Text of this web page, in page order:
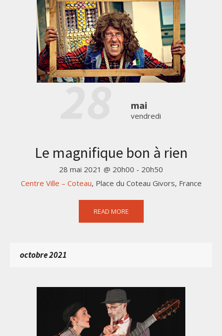
28 mai
vendredi
Le magnifique bon à rien
28 mai 2021 @ 20h00 - 20h50
Centre Ville – Coteau, Place du Coteau Givors, France
READ MORE
octobre 2021